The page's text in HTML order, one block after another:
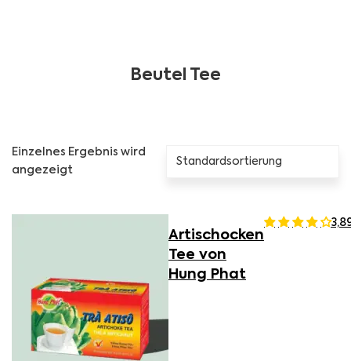
Beutel Tee
Einzelnes Ergebnis wird
angezeigt
Artischocken
Tee von
Hung Phat